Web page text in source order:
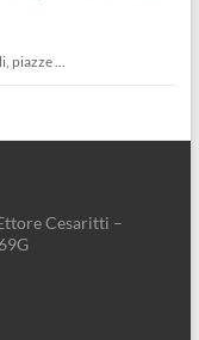
piazze …
Cesaritti –